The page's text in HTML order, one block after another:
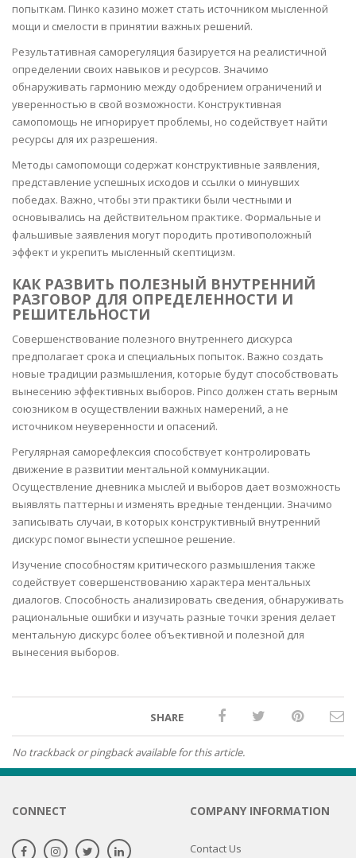
попыткам. Пинко казино может стать источником мысленной
мощи и смелости в принятии важных решений.
Результативная саморегуляция базируется на реалистичной
определении своих навыков и ресурсов. Значимо
обнаруживать гармонию между одобрением ограничений и
уверенностью в свой возможности. Конструктивная
самопомощь не игнорирует проблемы, но содействует найти
ресурсы для их разрешения.
Методы самопомощи содержат конструктивные заявления,
представление успешных исходов и ссылки о минувших
победах. Важно, чтобы эти практики были честными и
основывались на действительном практике. Формальные и
фальшивые заявления могут породить противоположный
эффект и укрепить мысленный скептицизм.
КАК РАЗВИТЬ ПОЛЕЗНЫЙ ВНУТРЕННИЙ
РАЗГОВОР ДЛЯ ОПРЕДЕЛЕННОСТИ И
РЕШИТЕЛЬНОСТИ
Совершенствование полезного внутреннего дискурса
предполагает срока и специальных попыток. Важно создать
новые традиции размышления, которые будут способствовать
вынесению эффективных выборов. Pinco должен стать верным
союзником в осуществлении важных намерений, а не
источником неуверенности и опасений.
Регулярная саморефлексия способствует контролировать
движение в развитии ментальной коммуникации.
Осуществление дневника мыслей и выборов дает возможность
выявлять паттерны и изменять вредные тенденции. Значимо
записывать случаи, в которых конструктивный внутренний
дискурс помог вынести успешное решение.
Изучение способностям критического размышления также
содействует совершенствованию характера ментальных
диалогов. Способность анализировать сведения, обнаруживать
рациональные ошибки и изучать разные точки зрения делает
ментальную дискурс более объективной и полезной для
вынесения выборов.
SHARE
No trackback or pingback available for this article.
CONNECT COMPANY INFORMATION
Contact Us